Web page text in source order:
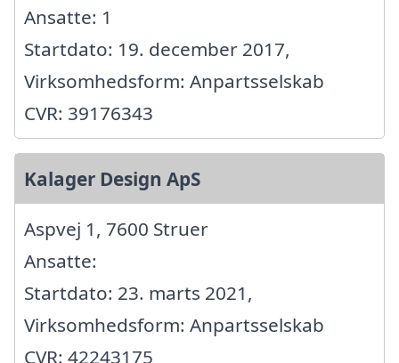
Ansatte: 1
Startdato: 19. december 2017,
Virksomhedsform: Anpartsselskab
CVR: 39176343
Kalager Design ApS
Aspvej 1, 7600 Struer
Ansatte:
Startdato: 23. marts 2021,
Virksomhedsform: Anpartsselskab
CVR: 42243175